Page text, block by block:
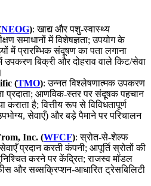
NEOG): खाद्य और पशु-स्वास्थ्य
समाधानों में विशेषज्ञता; उपयोग के
में प्रारम्भिक संदूषण का पता लगाना
उपकरण बिक्री और दोहराव वाले किट/सेवा
(TMO): उन्नत विश्लेषणात्मक उपकरण
प्रदाता; आणविक-स्तर पर संदूषक पहचान
है; वित्तीय रूप से विविधतापूर्ण
सेवाएँ) और बड़े पैमाने पर परिचालन
Inc. (WFCF): स्रोत-से-शेल्फ
प्रदान करती कंपनी; आपूर्ति स्रोतों की
करने पर केंद्रित; राजस्व मॉडल
और सब्सक्रिप्शन-आधारित ट्रेसबिलिटी